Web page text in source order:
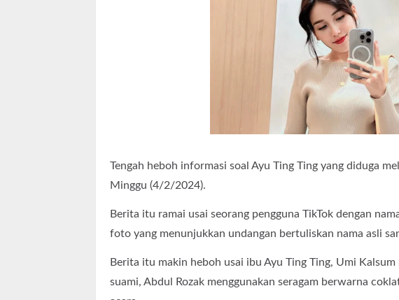
Tengah heboh informasi soal Ayu Ting Ting yang diduga
Minggu (4/2/2024).
Berita itu ramai usai seorang pengguna TikTok dengan
foto yang menunjukkan undangan bertuliskan nama asli
Berita itu makin heboh usai ibu Ayu Ting Ting, Umi
suami, Abdul Rozak menggunakan seragam berwarna